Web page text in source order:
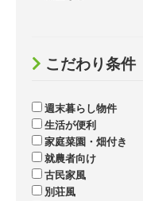
こだわり条件
週末暮らし物件
生活が便利
家庭菜園・畑付き
就農者向け
古民家風
別荘風